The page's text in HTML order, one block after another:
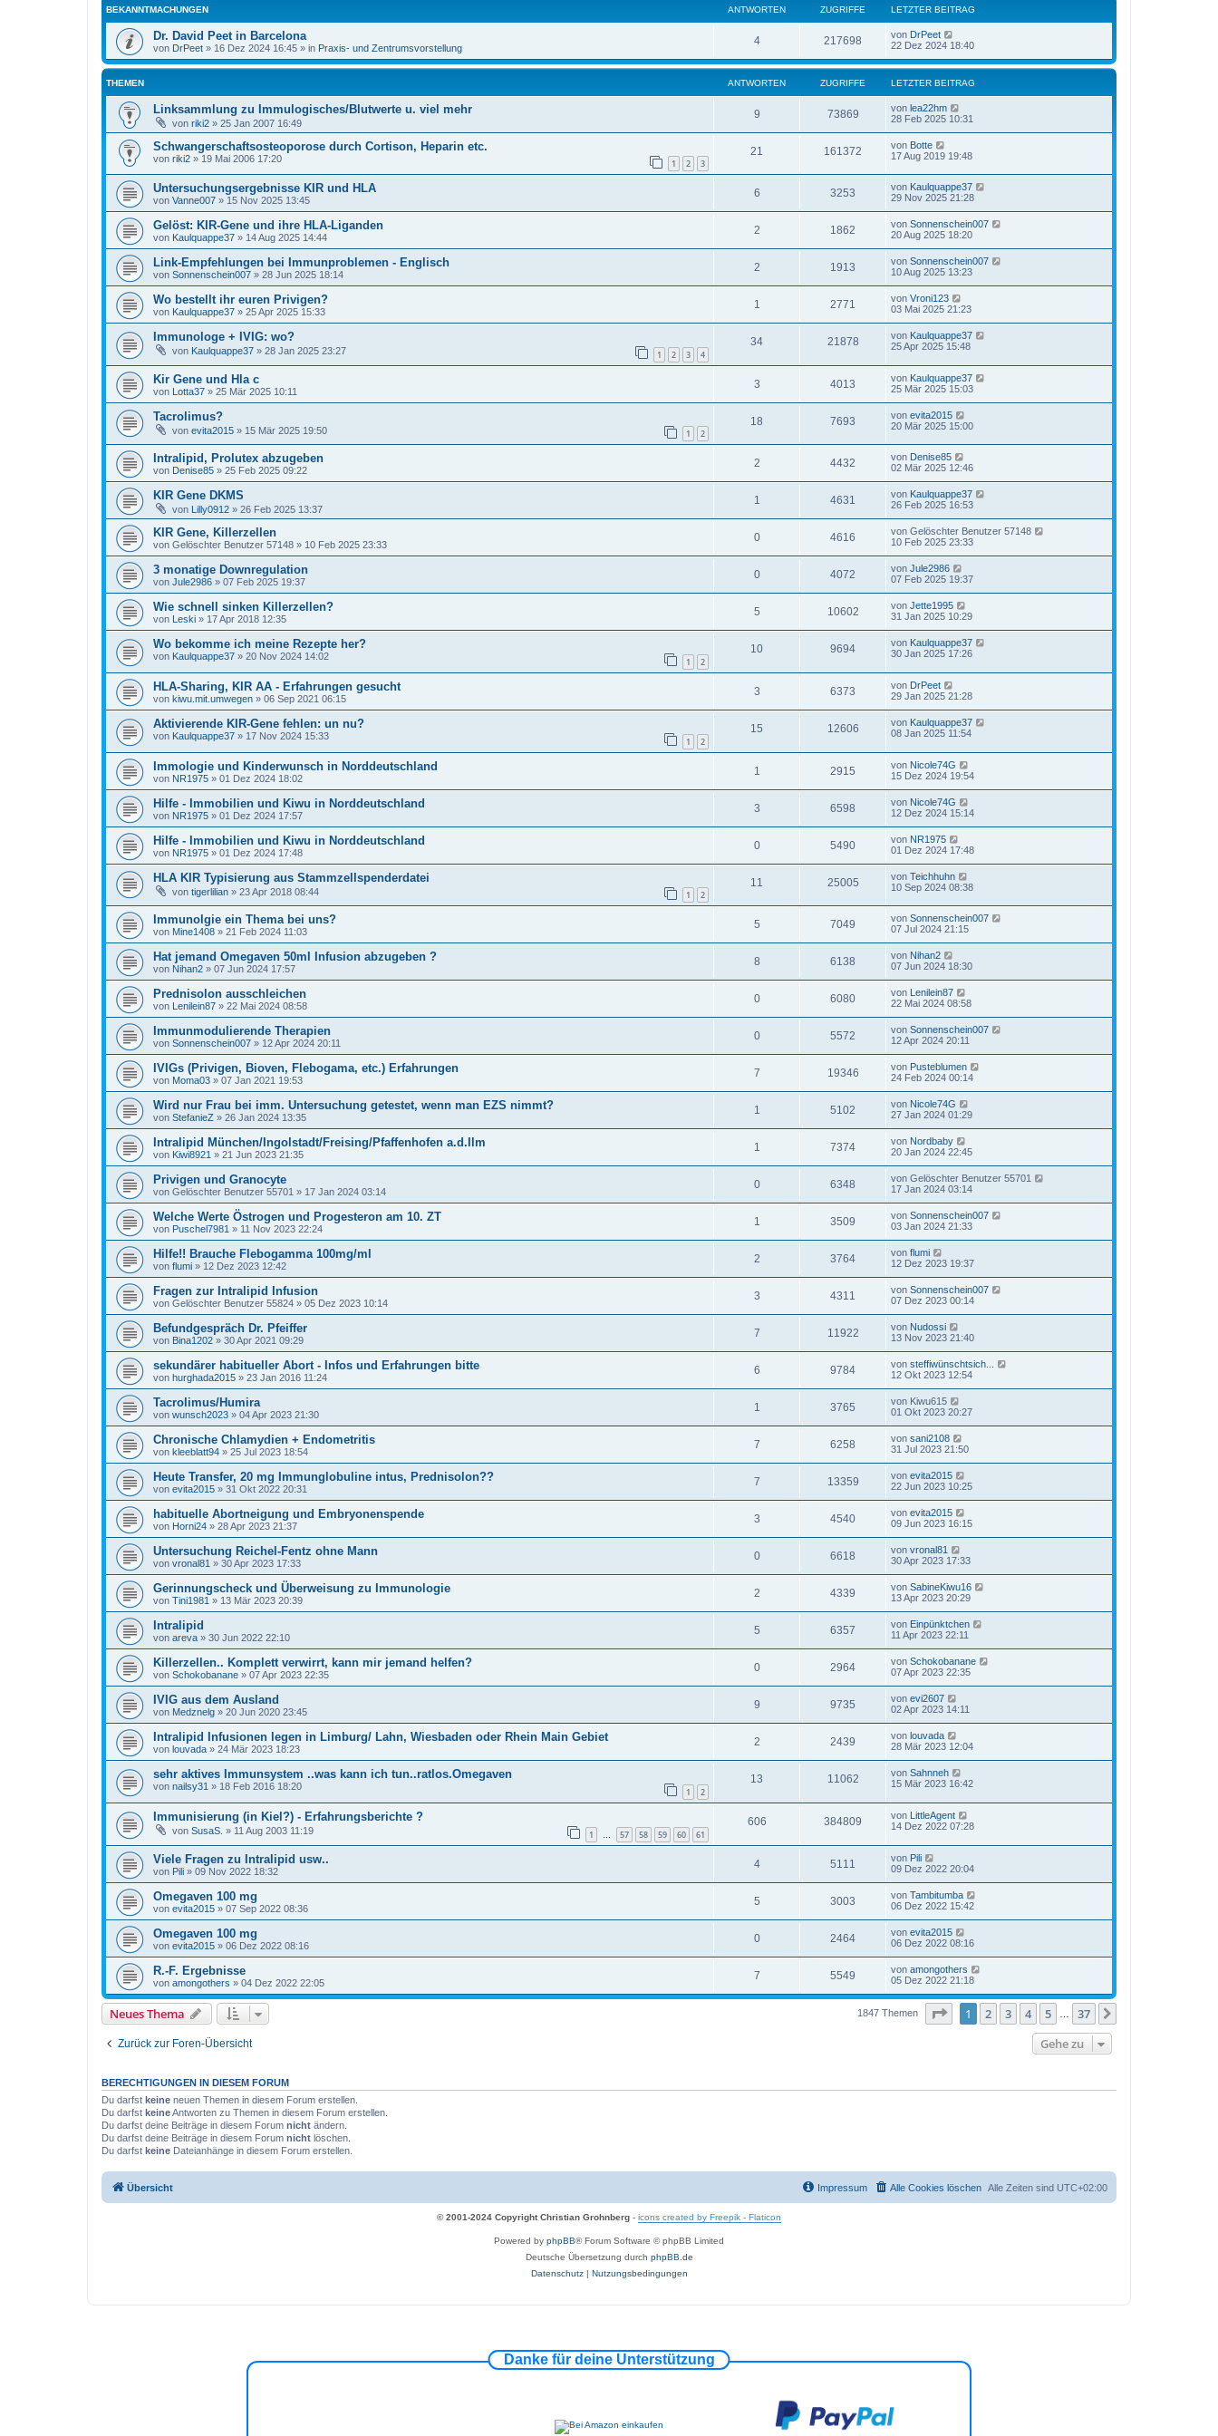
BEKANNTMACHUNGEN ANTWORTEN ZUGRIFFE LETZTER BEITRAG
Dr. David Peet in Barcelona
von DrPeet » 16 Dez 2024 16:45 » in Praxis- und Zentrumsvorstellung
4 217698 von DrPeet
22 Dez 2024 18:40
THEMEN ANTWORTEN ZUGRIFFE LETZTER BEITRAG
Linksammlung zu Immulogisches/Blutwerte u. viel mehr
von riki2 » 25 Jan 2007 16:49
9 73869 von lea22hm
28 Feb 2025 10:31
Schwangerschaftsosteoporose durch Cortison, Heparin etc.
von riki2 » 19 Mai 2006 17:20 1 2 3
21 161372 von Botte
17 Aug 2019 19:48
Untersuchungsergebnisse KIR und HLA
von Vanne007 » 15 Nov 2025 13:45
6 3253 von Kaulquappe37
29 Nov 2025 21:28
Gelöst: KIR-Gene und ihre HLA-Liganden
von Kaulquappe37 » 14 Aug 2025 14:44
2 1862 von Sonnenschein007
20 Aug 2025 18:20
Link-Empfehlungen bei Immunproblemen - Englisch
von Sonnenschein007 » 28 Jun 2025 18:14
2 1913 von Sonnenschein007
10 Aug 2025 13:23
Wo bestellt ihr euren Privigen?
von Kaulquappe37 » 25 Apr 2025 15:33
1 2771 von Vroni123
03 Mai 2025 21:23
Immunologe + IVIG: wo?
von Kaulquappe37 » 28 Jan 2025 23:27 1 2 3 4
34 21878 von Kaulquappe37
25 Apr 2025 15:48
Kir Gene und Hla c
von Lotta37 » 25 Mär 2025 10:11
3 4013 von Kaulquappe37
25 Mär 2025 15:03
Tacrolimus?
von evita2015 » 15 Mär 2025 19:50 1 2
18 7693 von evita2015
20 Mär 2025 15:00
Intralipid, Prolutex abzugeben
von Denise85 » 25 Feb 2025 09:22
2 4432 von Denise85
02 Mär 2025 12:46
KIR Gene DKMS
von Lilly0912 » 26 Feb 2025 13:37
1 4631 von Kaulquappe37
26 Feb 2025 16:53
KIR Gene, Killerzellen
von Gelöschter Benutzer 57148 » 10 Feb 2025 23:33
0 4616 von Gelöschter Benutzer 57148
10 Feb 2025 23:33
3 monatige Downregulation
von Jule2986 » 07 Feb 2025 19:37
0 4072 von Jule2986
07 Feb 2025 19:37
Wie schnell sinken Killerzellen?
von Leski » 17 Apr 2018 12:35
5 10602 von Jette1995
31 Jan 2025 10:29
Wo bekomme ich meine Rezepte her?
von Kaulquappe37 » 20 Nov 2024 14:02 1 2
10 9694 von Kaulquappe37
30 Jan 2025 17:26
HLA-Sharing, KIR AA - Erfahrungen gesucht
von kiwu.mit.umwegen » 06 Sep 2021 06:15
3 6373 von DrPeet
29 Jan 2025 21:28
Aktivierende KIR-Gene fehlen: un nu?
von Kaulquappe37 » 17 Nov 2024 15:33 1 2
15 12606 von Kaulquappe37
08 Jan 2025 11:54
Immologie und Kinderwunsch in Norddeutschland
von NR1975 » 01 Dez 2024 18:02
1 2915 von Nicole74G
15 Dez 2024 19:54
Hilfe - Immobilien und Kiwu in Norddeutschland
von NR1975 » 01 Dez 2024 17:57
3 6598 von Nicole74G
12 Dez 2024 15:14
Hilfe - Immobilien und Kiwu in Norddeutschland
von NR1975 » 01 Dez 2024 17:48
0 5490 von NR1975
01 Dez 2024 17:48
HLA KIR Typisierung aus Stammzellspenderdatei
von tigerlilian » 23 Apr 2018 08:44 1 2
11 25005 von Teichhuhn
10 Sep 2024 08:38
Immunolgie ein Thema bei uns?
von Mine1408 » 21 Feb 2024 11:03
5 7049 von Sonnenschein007
07 Jul 2024 21:15
Hat jemand Omegaven 50ml Infusion abzugeben ?
von Nihan2 » 07 Jun 2024 17:57
8 6138 von Nihan2
07 Jun 2024 18:30
Prednisolon ausschleichen
von Lenilein87 » 22 Mai 2024 08:58
0 6080 von
Lenilein87
22 Mai 2024 08:58
Immunmodulierende Therapien
von Sonnenschein007 » 12 Apr 2024 20:11
0 5572 von Sonnenschein007
12 Apr 2024 20:11
IVIGs (Privigen, Bioven, Flebogama, etc.) Erfahrungen
von Moma03 » 07 Jan 2021 19:53
7 19346 von Pusteblumen
24 Feb 2024 00:14
Wird nur Frau bei imm. Untersuchung getestet, wenn man EZS nimmt?
von StefanieZ » 26 Jan 2024 13:35
1 5102 von Nicole74G
27 Jan 2024 01:29
Intralipid München/Ingolstadt/Freising/Pfaffenhofen a.d.Ilm
von Kiwi8921 » 21 Jun 2023 21:35
1 7374 von Nordbaby
20 Jan 2024 22:45
Privigen und Granocyte
von Gelöschter Benutzer 55701 » 17 Jan 2024 03:14
0 6348 von Gelöschter Benutzer 55701
17 Jan 2024 03:14
Welche Werte Östrogen und Progesteron am 10. ZT
von Puschel7981 » 11 Nov 2023 22:24
1 3509 von Sonnenschein007
03 Jan 2024 21:33
Hilfe!! Brauche Flebogamma 100mg/ml
von flumi » 12 Dez 2023 12:42
2 3764 von flumi
12 Dez 2023 19:37
Fragen zur Intralipid Infusion
von Gelöschter Benutzer 55824 » 05 Dez 2023 10:14
3 4311 von Sonnenschein007
07 Dez 2023 00:14
Befundgespräch Dr. Pfeiffer
von Bina1202 » 30 Apr 2021 09:29
7 11922 von Nudossi
13 Nov 2023 21:40
sekundärer habitueller Abort - Infos und Erfahrungen bitte
von hurghada2015 » 23 Jan 2016 11:24
6 9784 von steffiwünschtsich...
12 Okt 2023 12:54
Tacrolimus/Humira
von wunsch2023 » 04 Apr 2023 21:30
1 3765 von Kiwu615
01 Okt 2023 20:27
Chronische Chlamydien + Endometritis
von kleeblatt94 » 25 Jul 2023 18:54
7 6258 von sani2108
31 Jul 2023 21:50
Heute Transfer, 20 mg Immunglobuline intus, Prednisolon??
von evita2015 » 31 Okt 2022 20:31
7 13359 von evita2015
22 Jun 2023 10:25
habituelle Abortneigung und Embryonenspende
von Horni24 » 28 Apr 2023 21:37
3 4540 von evita2015
09 Jun 2023 16:15
Untersuchung Reichel-Fentz ohne Mann
von vronal81 » 30 Apr 2023 17:33
0 6618 von vronal81
30 Apr 2023 17:33
Gerinnungscheck und Überweisung zu Immunologie
von Tini1981 » 13 Mär 2023 20:39
2 4339 von SabineKiwu16
13 Apr 2023 20:29
Intralipid
von areva » 30 Jun 2022 22:10
5 6357 von Einpünktchen
11 Apr 2023 22:11
Killerzellen.. Komplett verwirrt, kann mir jemand helfen?
von Schokobanane » 07 Apr 2023 22:35
0 2964 von Schokobanane
07 Apr 2023 22:35
IVIG aus dem Ausland
von Medznelg » 20 Jun 2020 23:45
9 9735 von evi2607
02 Apr 2023 14:11
Intralipid Infusionen legen in Limburg/ Lahn, Wiesbaden oder Rhein Main Gebiet
von louvada » 24 Mär 2023 18:23
2 2439 von louvada
28 Mär 2023 12:04
sehr aktives Immunsystem ..was kann ich tun..ratlos.Omegaven
von nailsy31 » 18 Feb 2016 18:20 1 2
13 11062 von Sahnneh
15 Mär 2023 16:42
Immunisierung (in Kiel?) - Erfahrungsberichte ?
von SusaS. » 11 Aug 2003 11:19 1 … 57 58 59 60 61
606 384809 von LittleAgent
14 Dez 2022 07:28
Viele Fragen zu Intralipid usw..
von Pili » 09 Nov 2022 18:32
4 5111 von Pili
09 Dez 2022 20:04
Omegaven 100 mg
von evita2015 » 07 Sep 2022 08:36
5 3003 von Tambitumba
06 Dez 2022 15:42
Omegaven 100 mg
von evita2015 » 06 Dez 2022 08:16
0 2464 von evita2015
06 Dez 2022 08:16
R.-F. Ergebnisse
von amongothers » 04 Dez 2022 22:05
7 5549 von amongothers
05 Dez 2022 21:18
Neues Thema 1847 Themen Seite von37
1 2 3 4 5 37
Zurück zur Foren-Übersicht Gehe zu
BERECHTIGUNGEN IN DIESEM FORUM
Du darfst keine neuen Themen in diesem Forum erstellen.
Du darfst keineAntworten zu Themen in diesem Forum erstellen.
Du darfst deine Beiträge in diesem Forum nicht ändern.
Du darfst deine Beiträge in diesem Forum nicht löschen.
Du darfst keine Dateianhänge in diesem Forum erstellen.
Übersicht Alle Zeiten sind UTC+02:00
Alle Cookies löschen
Impressum
© 2001-2024 Copyright Christian Grohnberg - icons created by Freepik - Flaticon
Powered by phpBB® Forum Software © phpBB Limited
Deutsche Übersetzung durch phpBB.de
Datenschutz| Nutzungsbedingungen
Danke für deine Unterstützung